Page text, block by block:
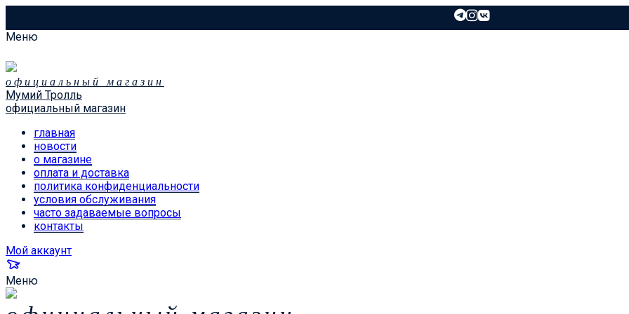
Меню
официальный магазин
Мумий Тролль
официальный магазин
главная
новости
о магазине
оплата и доставка
политика конфиденциальности
условия обслуживания
часто задаваемые вопросы
контакты
Мой аккаунт
Меню